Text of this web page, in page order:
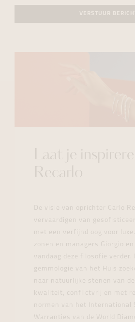
VERSTUUR
Laat je
Recarlo
De visie van oprichter Carlo
vervaardigen van
met een verfijnd oog voor luxe.
zonen en managers Giorgio en
vandaag deze filosofie verder.
gemmologie van het Huis
naar natuurlijke stenen van de
kwaliteit, conflictvrij en met
normen van het International
Warranties van de World